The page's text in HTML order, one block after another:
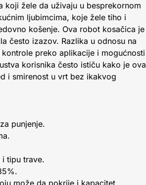
koji žele da uživaju u besprekornom
ljubimcima, koje žele tiho i
košenje. Ova robot kosačica je
često izazov. Razlika u odnosu na
preko aplikacije i mogućnosti
korisnika često ističu kako je ova
i smirenost u vrt bez ikakvog
punjenje.
i tipu trave.
može da pokrije i kapacitet